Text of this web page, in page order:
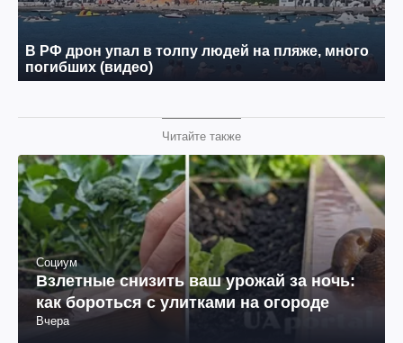
Читайте также
Социум
Взлетные снизить ваш урожай за ночь:
как бороться с улитками на огороде
Вчера